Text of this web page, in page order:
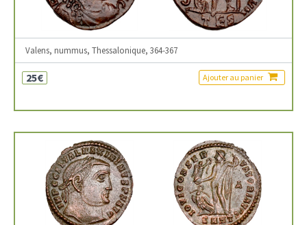
Valens, nummus, Thessalonique, 364-367
25€ Ajouter au panier